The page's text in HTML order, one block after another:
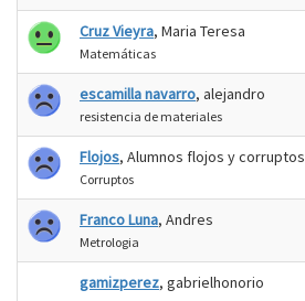
Cruz Vieyra, Maria Teresa
Matemáticas
escamilla navarro, alejandro
resistencia de materiales
Flojos, Alumnos flojos y corruptos
Corruptos
Franco Luna, Andres
Metrologia
gamizperez, gabrielhonorio